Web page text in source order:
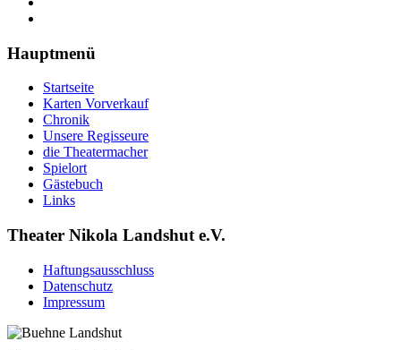
Hauptmenü
Startseite
Karten Vorverkauf
Chronik
Unsere Regisseure
die Theatermacher
Spielort
Gästebuch
Links
Theater Nikola Landshut e.V.
Haftungsausschluss
Datenschutz
Impressum